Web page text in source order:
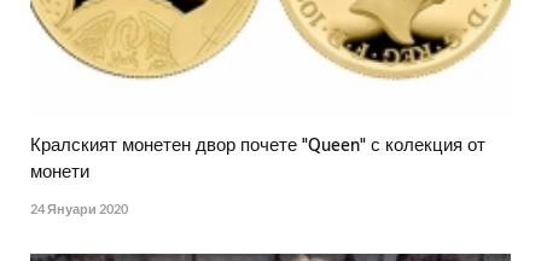
Кралският монетен двор почете "Queen" с колекция от
монети
24 Януари 2020